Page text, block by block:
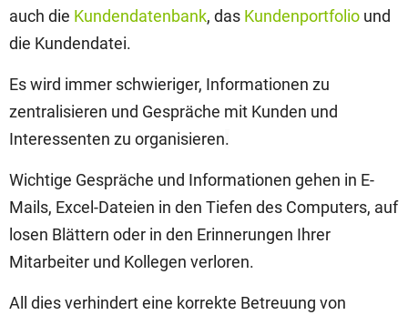
auch die Kundendatenbank, das Kundenportfolio und
die Kundendatei.
Es wird immer schwieriger, Informationen zu
zentralisieren und Gespräche mit Kunden und
Interessenten zu organisieren.
Wichtige Gespräche und Informationen gehen in E-
Mails, Excel-Dateien in den Tiefen des Computers, auf
losen Blättern oder in den Erinnerungen Ihrer
Mitarbeiter und Kollegen verloren.
All dies verhindert eine korrekte Betreuung von